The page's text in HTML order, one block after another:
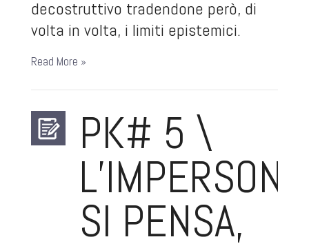
decostruttivo tradendone però, di
volta in volta, i limiti epistemici.
Read More »
PK# 5 \
SI PENSA,